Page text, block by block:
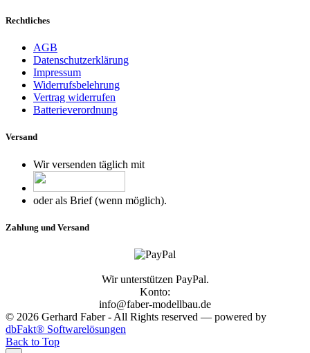
Rechtliches
AGB
Datenschutzerklärung
Impressum
Widerrufsbelehrung
Vertrag widerrufen
Batterieverordnung
Versand
Wir versenden täglich mit
oder als Brief (wenn möglich).
Zahlung und Versand
Wir unterstützen PayPal.
Konto:
info@faber-modellbau.de
© 2026 Gerhard Faber - All Rights reserved — powered by
dbFakt® Softwarelösungen
Back to Top